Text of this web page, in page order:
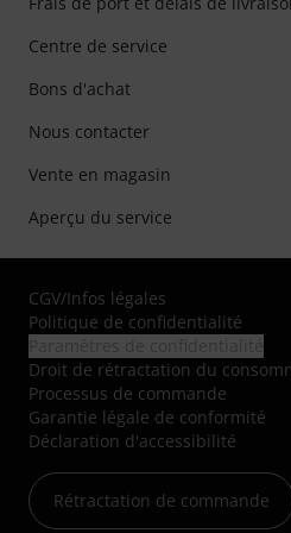
Centre de service
Bons d'achat
Nous contacter
Vente en magasin
Aperçu du service
CGV/Infos légales
Politique de confidentialité
Droit de rétractation du
Processus de commande
Garantie légale de conformité
Déclaration d'accessibilité
Rétractation de commande